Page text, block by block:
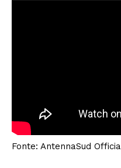
Fonte: AntennaSud